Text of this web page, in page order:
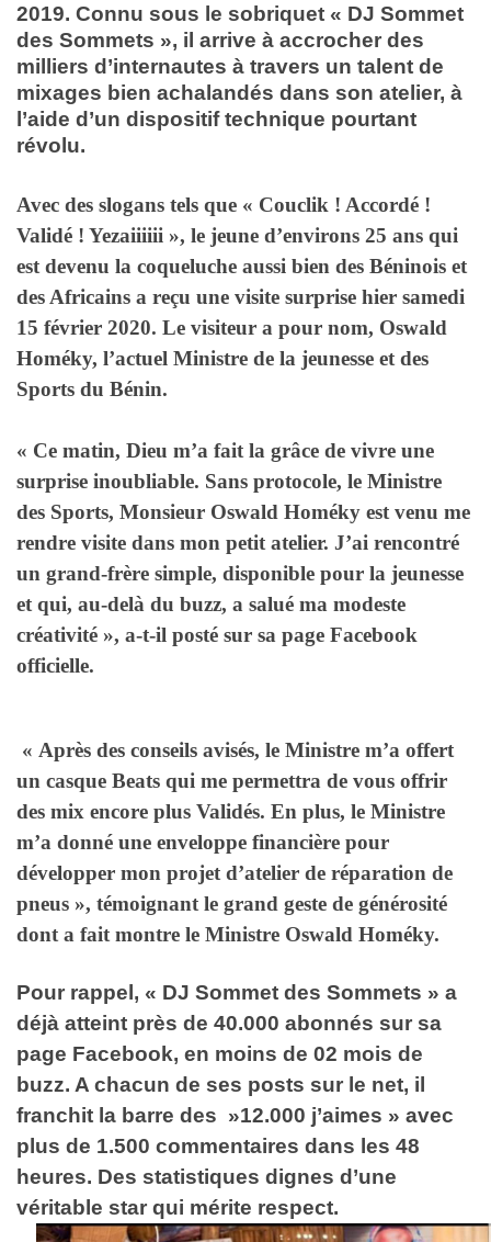
2019. Connu sous le sobriquet « DJ Sommet
des Sommets », il arrive à accrocher des
milliers d’internautes à travers un talent de
mixages bien achalandés dans son atelier, à
l’aide d’un dispositif technique pourtant
révolu.
Avec des slogans tels que « Couclik ! Accordé !
Validé ! Yezaiiiiii », le jeune d’environs 25 ans qui
est devenu la coqueluche aussi bien des Béninois et
des Africains a reçu une visite surprise hier samedi
15 février 2020. Le visiteur a pour nom, Oswald
Homéky, l’actuel Ministre de la jeunesse et des
Sports du Bénin.
« Ce matin, Dieu m’a fait la grâce de vivre une
surprise inoubliable. Sans protocole, le Ministre
des Sports, Monsieur Oswald Homéky est venu me
rendre visite dans mon petit atelier. J’ai rencontré
un grand-frère simple, disponible pour la jeunesse
et qui, au-delà du buzz, a salué ma modeste
créativité », a-t-il posté sur sa page Facebook
officielle.
« Après des conseils avisés, le Ministre m’a offert
un casque Beats qui me permettra de vous offrir
des mix encore plus Validés. En plus, le Ministre
m’a donné une enveloppe financière pour
développer mon projet d’atelier de réparation de
pneus », témoignant le grand geste de générosité
dont a fait montre le Ministre Oswald Homéky.
Pour rappel, « DJ Sommet des Sommets » a
déjà atteint près de 40.000 abonnés sur sa
page Facebook, en moins de 02 mois de
buzz. A chacun de ses posts sur le net, il
franchit la barre des »12.000 j’aimes » avec
plus de 1.500 commentaires dans les 48
heures. Des statistiques dignes d’une
véritable star qui mérite respect.